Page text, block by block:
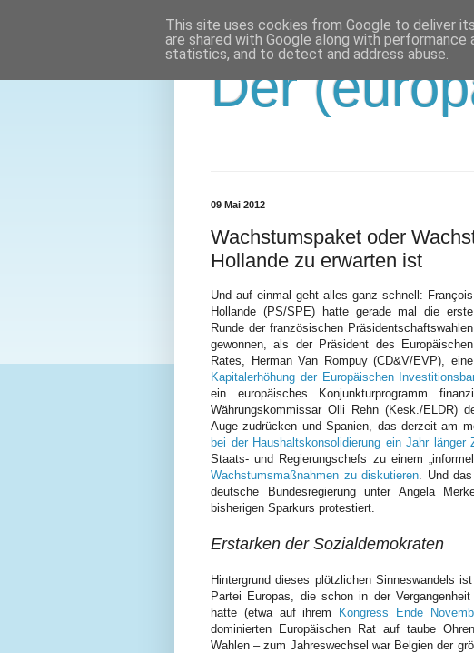
Der
09 Mai 2012
Wachstumspaket oder
Hollande zu erwarten ist
Und auf einmal geht alles ganz schnell: François
Hollande (PS/SPE)hatte gerade mal die erste
Runde der französischen Präsidentschaftswahlen
gewonnen, als der Präsident des Europäischen
Rates, Herman Van Rompuy (CD&V/EVP), eine
Kapitalerhöhung der Europäischen
ein europäisches Konjunkturprogramm
Währungskommissar Olli Rehn (Kesk./ELDR)
Auge zudrücken und Spanien, das derzeit am
bei der Haushaltskonsolidierung ein Jahr länger
Staats- und Regierungschefs zu einem
Wachstumsmaßnahmen zu diskutieren . Und
deutsche Bundesregierung unter Angela
bisherigen Sparkurs protestiert.
Erstarken der Sozialdemokraten
Hintergrund dieses plötzlichen Sinneswandels
Partei Europas, die schon in der
hatte (etwa auf ihrem Kongress Ende
dominierten Europäischen Rat auf taube
Wahlen – zum Jahreswechsel war Belgien der
This site uses cookies from Google to deliver
are shared with Google along with
statistics, and to detect and address abuse.